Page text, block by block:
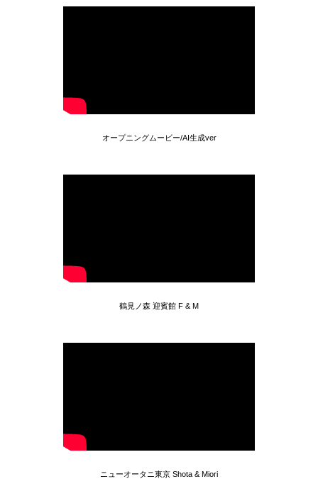
オープニングムービー/AI生成ver
鶴見ノ森 迎賓館 F & M
ニューオータニ東京 Shota & Miori